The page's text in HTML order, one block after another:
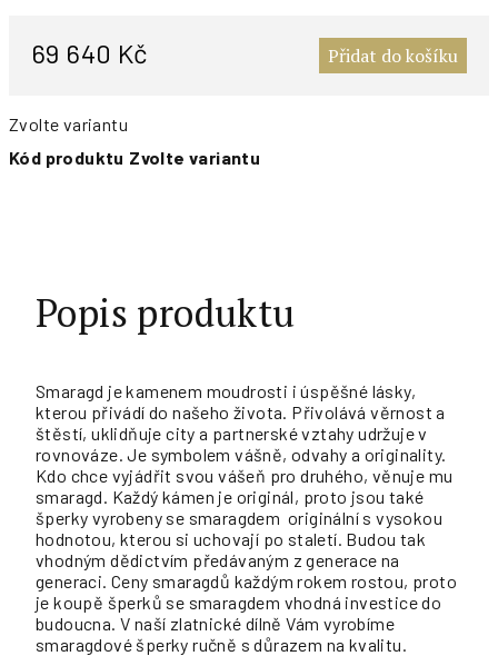
69 640 Kč Přidat do košíku
Zvolte variantu
Kód produktu Zvolte variantu
Popis produktu
Smaragd je kamenem moudrosti i úspěšné lásky,
kterou přivádí do našeho života. Přivolává věrnost a
štěstí, uklidňuje city a partnerské vztahy udržuje v
rovnováze. Je symbolem vášně, odvahy a originality.
Kdo chce vyjádřit svou vášeň pro druhého, věnuje mu
smaragd. Každý kámen je originál, proto jsou také
šperky vyrobeny se smaragdem originální s vysokou
hodnotou, kterou si uchovají po staletí. Budou tak
vhodným dědictvím předávaným z generace na
generaci. Ceny smaragdů každým rokem rostou, proto
je koupě šperků se smaragdem vhodná investice do
budoucna. V naší zlatnické dílně Vám vyrobíme
smaragdové šperky ručně s důrazem na kvalitu.